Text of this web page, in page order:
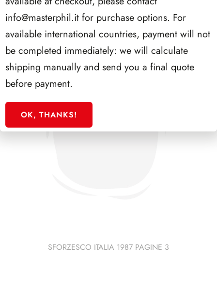
SFORZESCO ITALIA 1987 PAGINE 3
info@masterphil.it for purchase options. For
available international countries, payment will not
be completed immediately: we will calculate
shipping manually and send you a final quote
before payment.
OK, THANKS!